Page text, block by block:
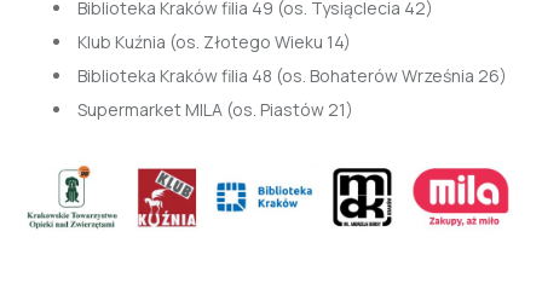
Biblioteka Kraków filia 49 (os. Tysiąclecia 42)
Klub Kuźnia (os. Złotego Wieku 14)
Biblioteka Kraków filia 48 (os. Bohaterów Września 26)
Supermarket MILA (os. Piastów 21)